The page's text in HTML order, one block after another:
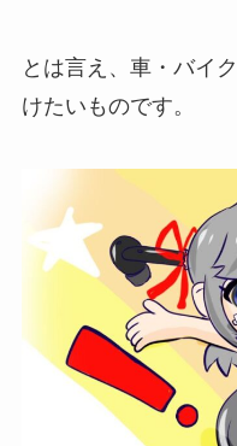
とは言え、車・バイ
けたいものです。